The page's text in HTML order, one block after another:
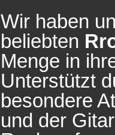
Wir haben
beliebten
Menge in
Unterstützt
besondere
und der